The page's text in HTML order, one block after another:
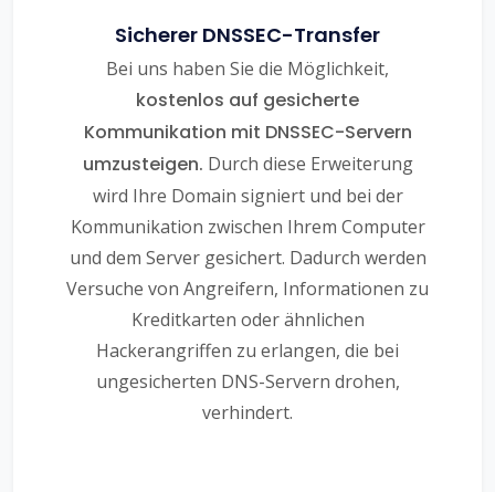
Sicherer DNSSEC-Transfer
Bei uns haben Sie die Möglichkeit,
kostenlos auf gesicherte
Kommunikation mit DNSSEC-Servern
umzusteigen. Durch diese Erweiterung
wird Ihre Domain signiert und bei der
Kommunikation zwischen Ihrem Computer
und dem Server gesichert. Dadurch werden
Versuche von Angreifern, Informationen zu
Kreditkarten oder ähnlichen
Hackerangriffen zu erlangen, die bei
ungesicherten DNS-Servern drohen,
verhindert.